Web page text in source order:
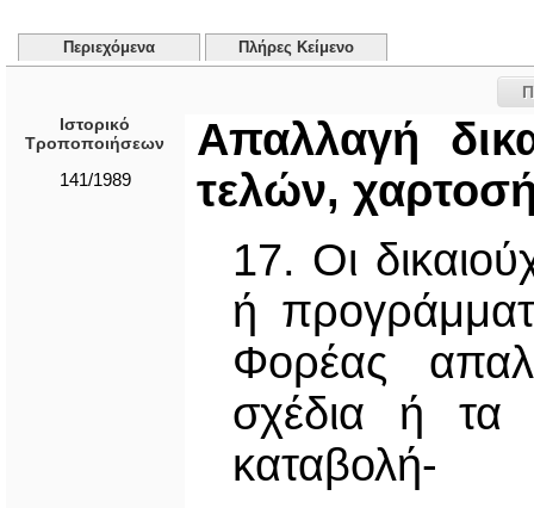
Περιεχόμενα Πλήρες Κείμενο
Ιστορικό
Τροποποιήσεων
141/1989
Απαλλαγή
τελών,
17. Οι
ή
Φορέας
σχέδια ή τα
καταβολή-